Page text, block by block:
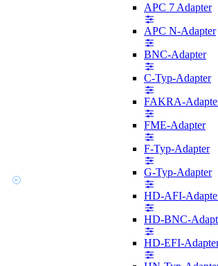
APC 7 Adapter
APC N-Adapter
BNC-Adapter
C-Typ-Adapter
FAKRA-
FME-Adapter
F-Typ-Adapter
G-Typ-Adapter
HD-AFI-
HD-BNC-
HD-EFI-